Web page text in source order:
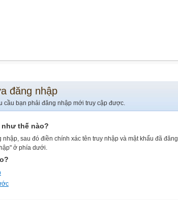
đăng nhập
cầu bạn phải đăng nhập mới truy cập được.
như thế nào?
nhập, sau đó điền chính xác tên truy nhập và mật khẩu đã đăng
ở phía dưới.